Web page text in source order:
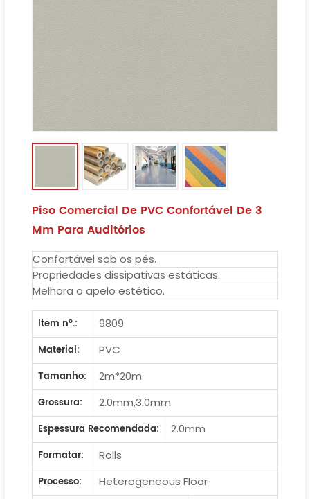
Piso Comercial De PVC Confortável De 3
Mm Para Auditórios
Confortável sob os pés.
Propriedades dissipativas estáticas.
Melhora o apelo estético.
Item nº.:
9809
Material:
PVC
Tamanho:
2m*20m
Grossura:
2.0mm,3.0mm
Espessura Recomendada:
2.0mm
Formatar:
Rolls
Processo:
Heterogeneous Floor